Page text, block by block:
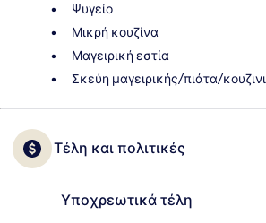
Ψυγείο
Μικρή κουζίνα
Μαγειρική εστία
Σκεύη μαγειρικής/πιάτα/
Τέλη και πολιτικές
Υποχρεωτικά τέλη